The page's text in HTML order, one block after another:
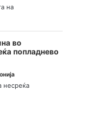
на
во
попладнево
несреќа